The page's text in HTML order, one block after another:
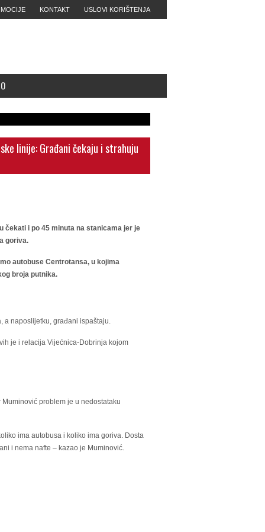
USLOVI KORIŠTENJA
KONTAKT
linije: Građani čekaju i strahuju
čekati i po 45 minuta na stanicama jer je
goriva.
autobuse Centrotansa, u kojima
broja putnika.
a naposlijetku, građani ispaštaju.
je i relacija Vijećnica-Dobrinja kojom
Muminović problem je u nedostataku
ima autobusa i koliko ima goriva. Dosta
i nema nafte – kazao je Muminović.